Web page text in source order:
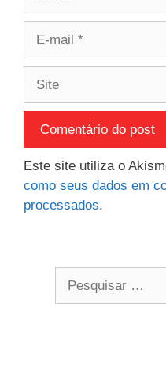
Este site utiliza o
como seus dados em
processados.